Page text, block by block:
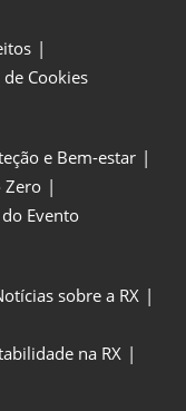
Cookies
e Bem-estar
Zero
Evento
sobre a RX
na RX